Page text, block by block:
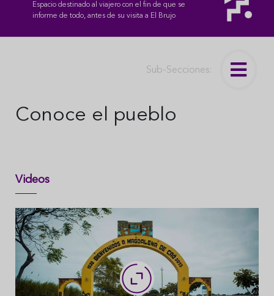
Espacio destinado al viajero con el fin de que se
informe de todo, antes de su visita a El Brujo
Sub-Secciones:
Conoce el pueblo
Videos